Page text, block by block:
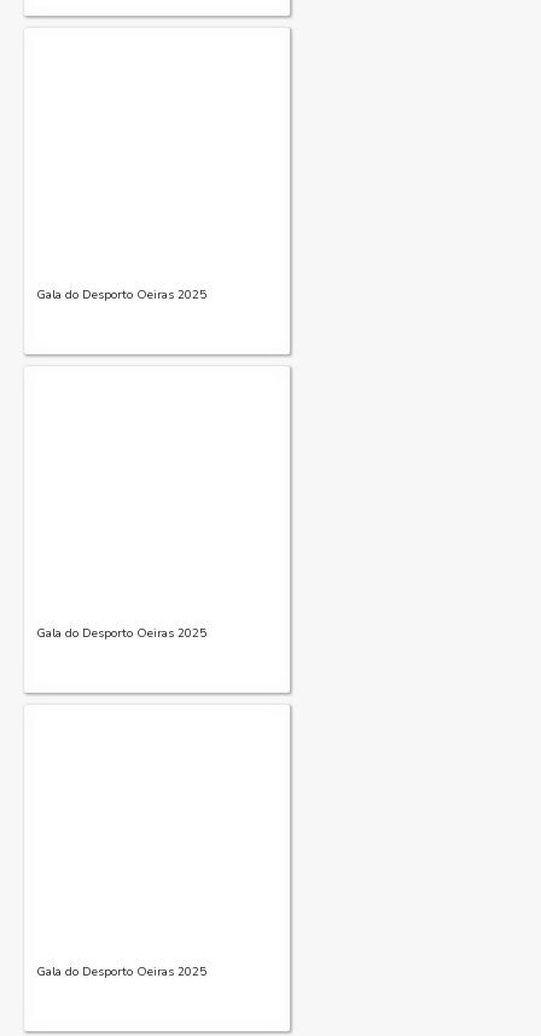
Gala do Desporto Oeiras 2025
Gala do Desporto Oeiras 2025
Gala do Desporto Oeiras 2025